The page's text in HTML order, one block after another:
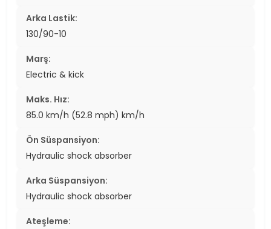
Arka Lastik:
130/90-10
Marş:
Electric & kick
Maks. Hız:
85.0 km/h (52.8 mph) km/h
Ön Süspansiyon:
Hydraulic shock absorber
Arka Süspansiyon:
Hydraulic shock absorber
Ateşleme: